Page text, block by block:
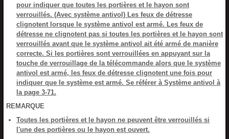
pour indiquer que toutes les portières et le hayon sont
verrouillés. (Avec système antivol) Les feux de détresse
clignotent lorsque le système antivol est armé. Les feux de
détresse ne clignotent pas si toutes les portières et le hayon sont
verrouillés avant que le système antivol ait été armé de manière
correcte. Si les portières sont verrouillées en appuyant sur la
touche de verrouillage de la télécommande alors que le système
antivol est armé, les feux de détresse clignotent une fois pour
indiquer que le système est armé. Se référer à Système antivol à
la page 3-71.
REMARQUE
Toutes les portières et le hayon ne peuvent être verrouillés si
l'une des portières ou le hayon est ouvert.